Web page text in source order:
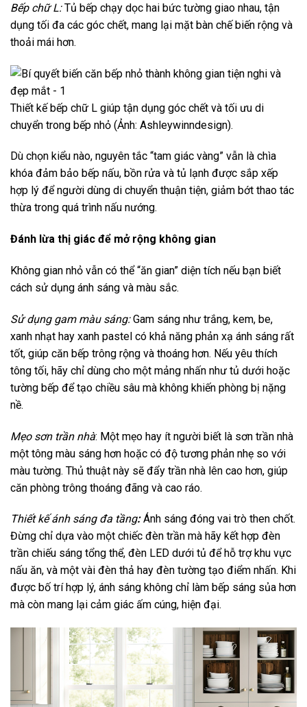
Bếp chữ L:Tủ bếp chạy dọc hai bức tường giao nhau, tận
dụng tối đa các góc chết, mang lại mặt bàn chế biến rộng và
thoải mái hơn.
Thiết kế bếp chữ L giúp tận dụng góc chết và tối ưu di
chuyển trong bếp nhỏ (Ảnh: Ashleywinndesign).
Dù chọn kiểu nào, nguyên tắc “tam giác vàng” vẫn là chìa
khóa đảm bảo bếp nấu, bồn rửa và tủ lạnh được sắp xếp
hợp lý để người dùng di chuyển thuận tiện, giảm bớt thao tác
thừa trong quá trình nấu nướng.
Đánh lừa thị giác để mở rộng không gian
Không gian nhỏ vẫn có thể “ăn gian” diện tích nếu bạn biết
cách sử dụng ánh sáng và màu sắc.
Sử dụng gam màu sáng:Gam sáng như trắng, kem, be,
xanh nhạt hay xanh pastel có khả năng phản xạ ánh sáng rất
tốt, giúp căn bếp trông rộng và thoáng hơn. Nếu yêu thích
tông tối, hãy chỉ dùng cho một mảng nhấn như tủ dưới hoặc
tường bếp để tạo chiều sâu mà không khiến phòng bị nặng
nề.
Mẹo sơn trần nhà: Một mẹo hay ít người biết là sơn trần nhà
một tông màu sáng hơn hoặc có độ tương phản nhẹ so với
màu tường. Thủ thuật này sẽ đẩy trần nhà lên cao hơn, giúp
căn phòng trông thoáng đãng và cao ráo.
Thiết kế ánh sáng đa tầng:Ánh sáng đóng vai trò then chốt.
Đừng chỉ dựa vào một chiếc đèn trần mà hãy kết hợp đèn
trần chiếu sáng tổng thể, đèn LED dưới tủ để hỗ trợ khu vực
nấu ăn, và một vài đèn thả hay đèn tường tạo điểm nhấn. Khi
được bố trí hợp lý, ánh sáng không chỉ làm bếp sáng sủa hơn
mà còn mang lại cảm giác ấm cúng, hiện đại.